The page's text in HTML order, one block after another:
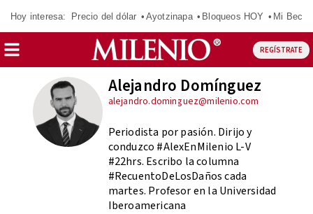
Hoy interesa: Precio del dólar Ayotzinapa Bloqueos HOY Mi Beca
REGÍSTRATE
Alejandro Domínguez
alejandro.dominguez@milenio.com
Periodista por pasión. Dirijo y
conduzco #AlexEnMilenio L-V
#22hrs. Escribo la columna
#RecuentoDeLosDaños cada
martes. Profesor en la Universidad
Iberoamericana